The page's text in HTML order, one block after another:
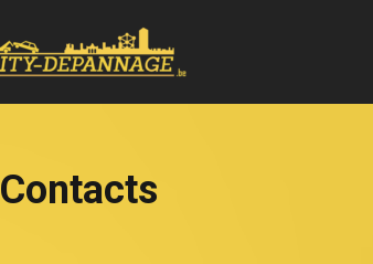
Contacts